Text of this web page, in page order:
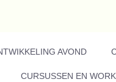
AVOND
CURSUSSEN EN